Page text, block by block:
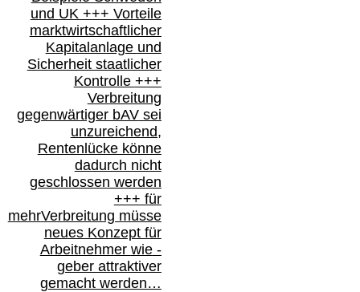
und UK +++ Vorteile
marktwirtschaftlicher
Kapitalanlage und
Sicherheit staatlicher
Kontrolle +++
Verbreitung
gegenwärtiger bAVsei
unzureichend,
Rentenlücke könne
dadurch nicht
geschlossen werden
+++ für
mehrVerbreitung müsse
neues Konzept für
Arbeitnehmer wie-
geber attraktiver
gemacht werden…